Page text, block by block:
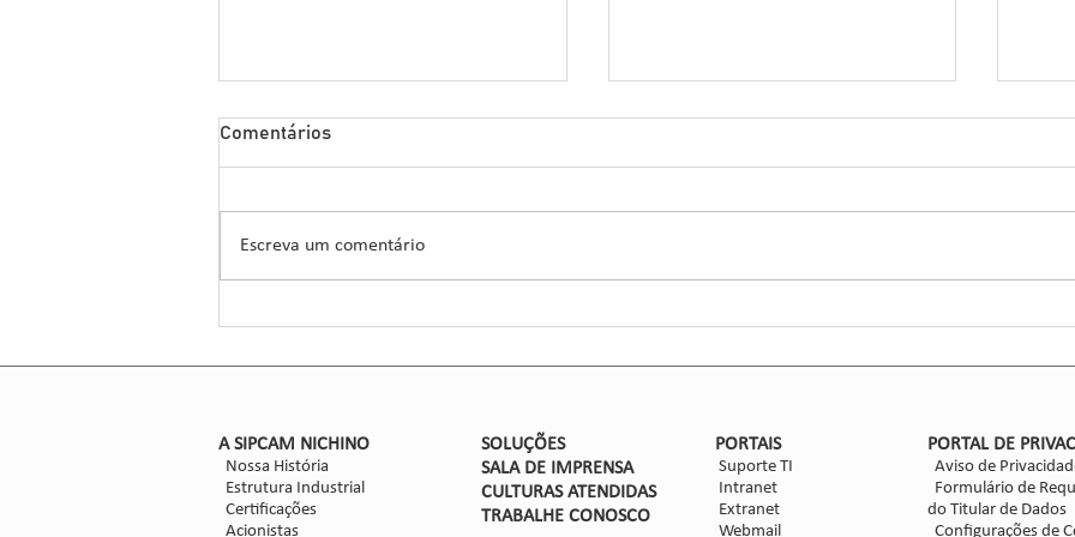
Sipcam Nichino Lança
defensivos agrícolas, introduziu um
novo herbicida para o manejo do
Dalbulus maidis?
Comentários
Escreva um comentário
​A SIPCAM NICHINO
Nossa História
Estrutura Industrial
Certificações
Acionistas
SOLUÇÕES
SALA DE IMPRENSA
CULTURAS ATENDIDAS
TRABALHE CONOSCO
PORTAIS
Suporte TI
Intranet
Extranet
Webmail
PORTAL DE
Aviso de
Formulário de
do Titular de Dados
Configurações de